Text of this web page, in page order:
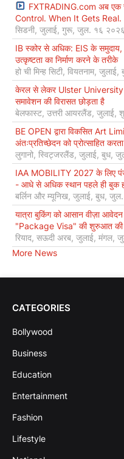
FXTRADING.com अब एक
Control. When It Gets Real.
सिडनी, जुलाई, गुरू, जुल. १६
IB स्कोर से अधिक: EIS के
उत्कृष्टता का निर्माण करने के तरीके
हो ची मिन्ह सिटी, वियतनाम,
केरल से लेकर Ulster University
समावेशन की विरासत छोड़ता है
बेलफास्ट, उत्तरी आयरलैंड,
BE OPEN द्वारा विकसित Art
अंतःप्रतिच्छेदन को प्रोत्साहित
लुगानो, स्विट्जरलैंड, जुलाई, बुध,
IAA MOBILITY 2027 के लिए
- आधे से अधिक स्थान पहले ही बुक
बर्लिन और म्यूनिख, जुलाई, बुध,
यात्रा बुकिंग को आसान वीज़ा
"Package Visa" की शुरुआत की
रियाद, सऊदी अरब, जुलाई, मंगल,
More News
CATEGORIES
Bollywood
Business
Education
Entertainment
Fashion
Lifestyle